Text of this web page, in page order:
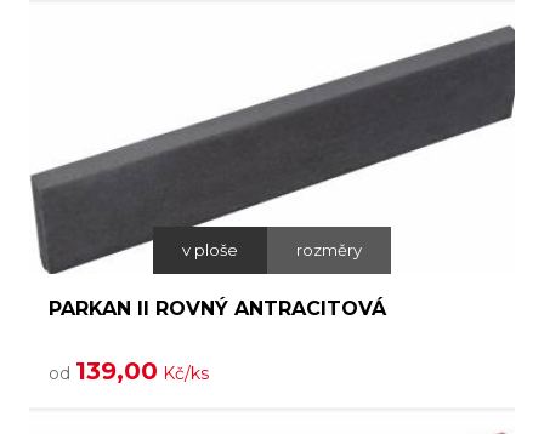
v ploše rozměry
PARKAN II ROVNÝ ANTRACITOVÁ
od 139,00 Kč/ks